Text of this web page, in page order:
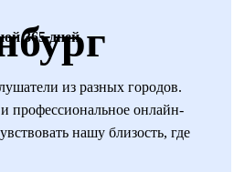
ст. 76 ФЗ «Об образовании в
дополнительное
(переподготовка и
направлено на
квалификации человека
365 дней
из разных городов.
профессиональное онлайн-
нашу близость, где